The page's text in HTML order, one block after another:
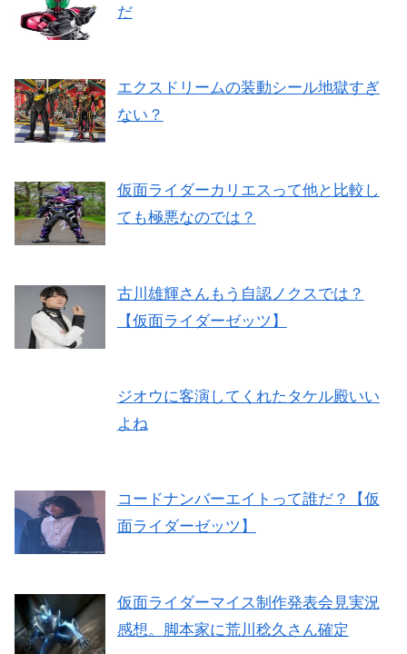
だ
エクスドリームの装動シール地獄すぎ
ない？
仮面ライダーカリエスって他と比較し
ても極悪なのでは？
古川雄輝さんもう自認ノクスでは？
【仮面ライダーゼッツ】
ジオウに客演してくれたタケル殿いい
よね
コードナンバーエイトって誰だ？【仮
面ライダーゼッツ】
仮面ライダーマイス制作発表会見実況
感想。脚本家に荒川稔久さん確定